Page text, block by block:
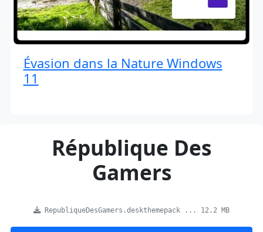
Évasion dans la Nature Windows
11
République Des
Gamers
RepubliqueDesGamers.deskthemepack ... 12.2 MB